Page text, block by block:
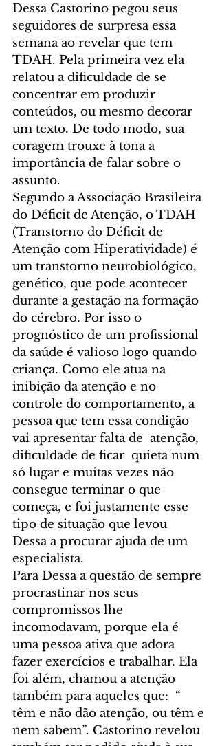
Dessa Castorino pegou seus
seguidores de surpresa essa
semana ao revelar que tem
TDAH. Pela primeira vez ela
relatou a dificuldade de se
concentrar em produzir
conteúdos, ou mesmo decorar
um texto. De todo modo, sua
coragem trouxe à tona a
importância de falar sobre o
assunto.
Segundo a Associação Brasileira
do Déficit de Atenção, o TDAH
(Transtorno do Déficit de
Atenção com Hiperatividade) é
um transtorno neurobiológico,
genético, que pode acontecer
durante a gestação na formação
do cérebro. Por isso o
prognóstico de um profissional
da saúde é valioso logo quando
criança. Como ele atua na
inibição da atenção e no
controle do comportamento, a
pessoa que tem essa condição
vai apresentar falta de  atenção,
dificuldade de ficar  quieta num
só lugar e muitas vezes não
consegue terminar o que
começa, e foi justamente esse
tipo de situação que levou
Dessa a procurar ajuda de um
especialista.
Para Dessa a questão de sempre
procrastinar nos seus
compromissos lhe
incomodavam, porque ela é
uma pessoa ativa que adora
fazer exercícios e trabalhar. Ela
foi além, chamou a atenção
também para aqueles que:  “
têm e não dão atenção, ou têm e
nem sabem”. Castorino revelou